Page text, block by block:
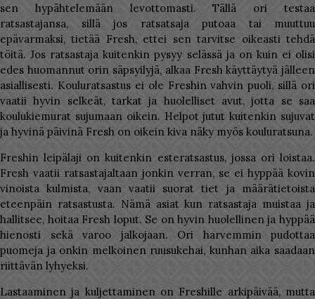
sen hypähtelemään levottomasti. Tällä ori testaa
ratsastajansa, sillä jos ratsatsaja putoaa tai muuttuu
epävarmaksi, tietää Fresh, ettei sen tarvitse oikeasti tehdä
töitä. Jos ratsastaja kuitenkin pysyy selässä ja on kuin ei olisi
edes huomannut orin säpsyilyjä, alkaa Fresh käyttäytyä jälleen
asiallisesti. Kouluratsastus ei ole Freshin vahvin puoli, sillä ori
vaatii hyvin selkeät, tarkat ja huolelliset avut, jotta se saa
koulukiemurat sujumaan oikein. Helpot jutut kuitenkin sujuvat
ja hyvinä päivinä Fresh on oikein kiva näky myös kouluratsuna.
Freshin leipälaji on kuitenkin esteratsastus, jossa ori loistaa.
Fresh vaatii ratsastajaltaan jonkin verran, se ei hyppää kovin
vinoista kulmista, vaan vaatii suorat tiet ja määrätietoista
eteenpäin ratsastusta. Nämä asiat kun ratsastaja muistaa ja
hallitsee, hoitaa Fresh loput. Se on hyvin huolellinen ja hyppää
hienosti sekä varoo jalkojaan. Ori harvemmin pudottaa
puomeja ja onkin melkoinen ruusukehai, kunhan aika saadaan
riittävän lyhyeksi.
Lastaaminen ja kuljettaminen on Freshille arkipäivää, mutta